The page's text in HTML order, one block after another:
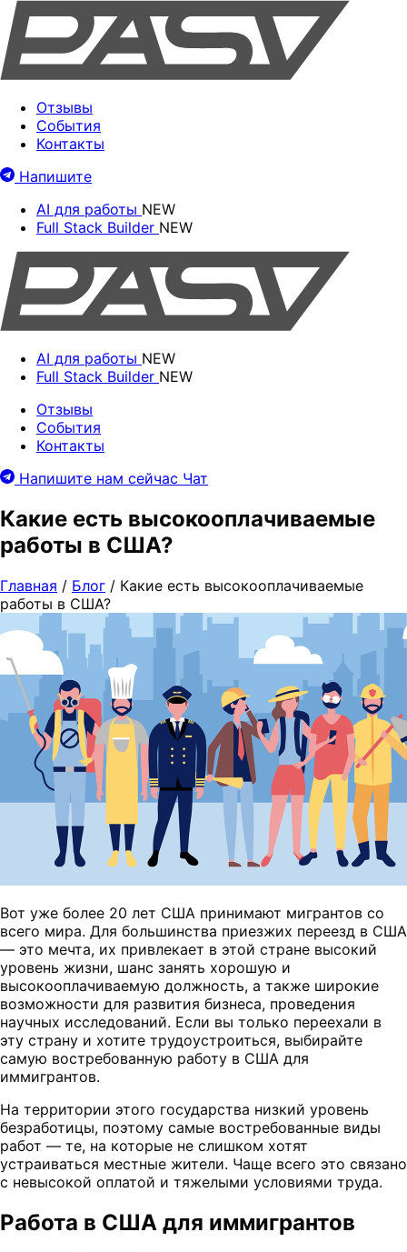
Отзывы
События
Контакты
Напишите
AI для работы NEW
Full Stack Builder NEW
AI для работы NEW
Full Stack Builder NEW
Отзывы
События
Контакты
Напишите нам сейчас Чат
Какие есть высокооплачиваемые
работы в США?
Главная / Блог / Какие есть высокооплачиваемые
работы в США?
Вот уже более 20 лет США принимают мигрантов со
всего мира. Для большинства приезжих переезд в США
— это мечта, их привлекает в этой стране высокий
уровень жизни, шанс занять хорошую и
высокооплачиваемую должность, а также широкие
возможности для развития бизнеса, проведения
научных исследований. Если вы только переехали в
эту страну и хотите трудоустроиться, выбирайте
самую востребованную работу в США для
иммигрантов.
На территории этого государства низкий уровень
безработицы, поэтому самые востребованные виды
работ — те, на которые не слишком хотят
устраиваться местные жители. Чаще всего это связано
с невысокой оплатой и тяжелыми условиями труда.
Работа в США для иммигрантов